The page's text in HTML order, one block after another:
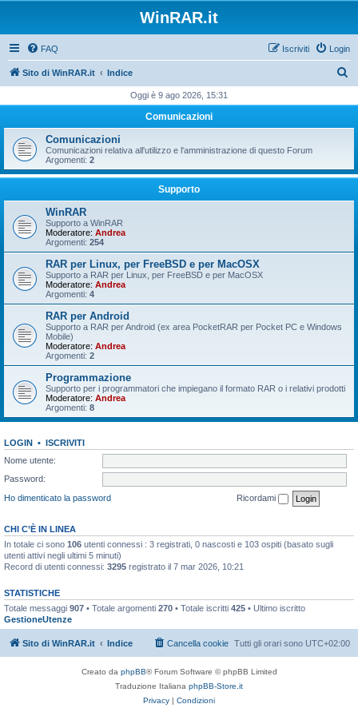
WinRAR.it
FAQ Login
Iscriviti
Sito di WinRAR.it Indice
c
Oggi è 9 ago 2026, 15:31
Comunicazioni
Comunicazioni
Comunicazioni relativa all'utilizzo e l'amministrazione di questo Forum
Argomenti: 2
Supporto
WinRAR
Supporto a WinRAR
Moderatore: Andrea
Argomenti: 254
RAR per Linux, per FreeBSD e per MacOSX
Supporto a RAR per Linux, per FreeBSD e per MacOSX
Moderatore: Andrea
Argomenti: 4
RAR per Android
Supporto a RAR per Android (ex area PocketRAR per Pocket PC e Windows
Mobile)
Moderatore: Andrea
Argomenti: 2
Programmazione
Supporto per i programmatori che impiegano il formato RAR o i relativi prodotti
Moderatore: Andrea
Argomenti: 8
LOGIN • ISCRIVITI
Nome utente:
Password:
Ho dimenticato la password
Ricordami
CHI C’È IN LINEA
In totale ci sono 106 utenti connessi : 3 registrati, 0 nascosti e 103 ospiti (basato sugli
utenti attivi negli ultimi 5 minuti)
Record di utenti connessi: 3295 registrato il 7 mar 2026, 10:21
STATISTICHE
Totale messaggi 907 • Totale argomenti 270 • Totale iscritti 425 • Ultimo iscritto
GestioneUtenze
Sito di WinRAR.it Indice Tutti gli orari sono UTC+02:00
Cancella cookie
Creato da phpBB® Forum Software © phpBB Limited
Traduzione Italiana phpBB-Store.it
Privacy | Condizioni